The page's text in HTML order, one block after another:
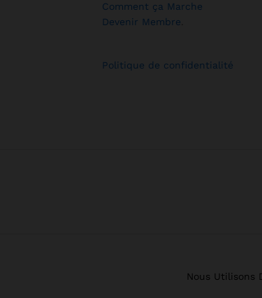
Comment ça Marche
Devenir Membre
Politique de confidentialité
Nous Utilisons